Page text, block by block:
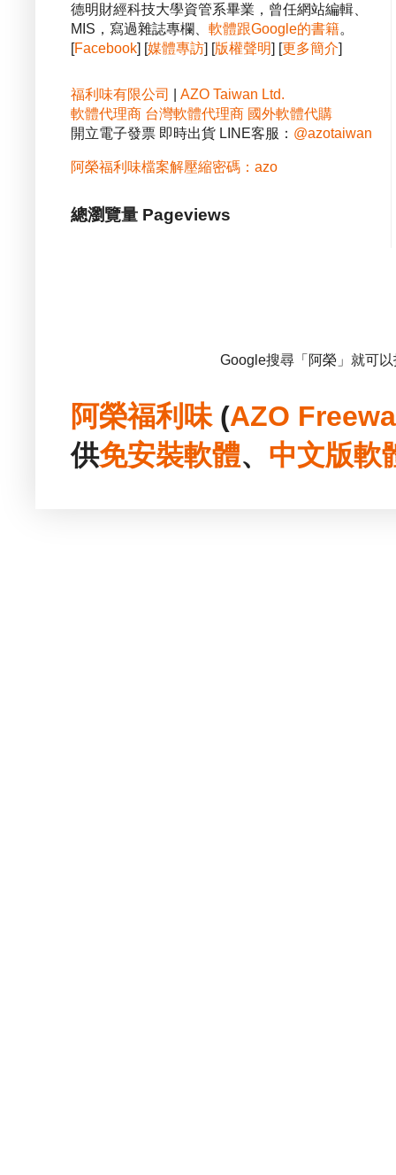
德明財經科技大學資管系畢業，曾任網站編輯、
MIS，寫過雜誌專欄、 軟體跟Google的書籍。
[Facebook] [媒體專訪] [版權聲明] [更多簡介]
福利味有限公司
AZO Taiwan Ltd.
軟體代理商 台灣軟體代理商 國外軟體代購
開立電子發票 即時出貨 LINE客服： @azotaiwan
阿榮福利味檔案解壓縮密碼：azo
總瀏覽量 Pageviews
Google搜尋「阿榮」就可
阿榮福利味(AZO
供免安裝軟體、 中文版軟